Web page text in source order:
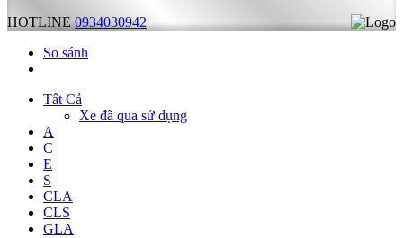
HOTLINE 0934030942
So sánh
Tất Cả
Xe đã qua sử dụng
A
C
E
S
CLA
CLS
GLA